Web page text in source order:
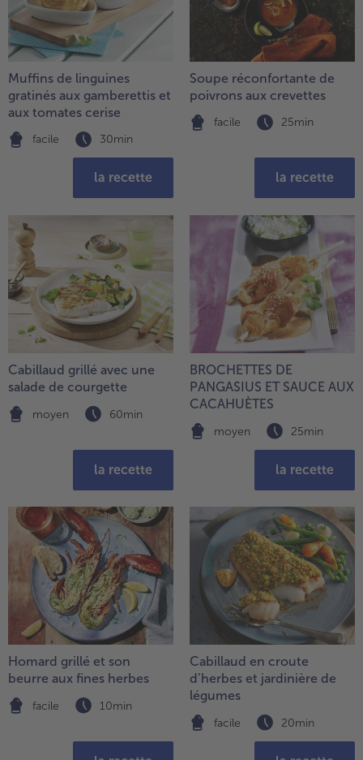
Muffins de linguines
gratinés aux gamberettis et
aux tomates cerise
facile 30min
la recette
Soupe réconfortante de
poivrons aux crevettes
facile 25min
la recette
Cabillaud grillé avec une
salade de courgette
moyen 60min
la recette
BROCHETTES DE
PANGASIUS ET SAUCE AUX
CACAHUÈTES
moyen 25min
la recette
Homard grillé et son
beurre aux fines herbes
facile 10min
Cabillaud en croute
d’herbes et jardinière de
légumes
facile 20min